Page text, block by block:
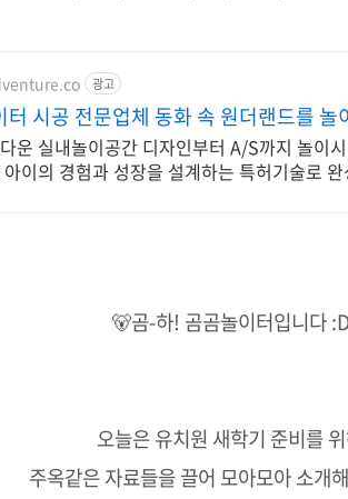
광고
터 시공 전문업체 동화 속 원더랜드를 놀
운 실내놀이공간 디자인부터 A/S까지 놀이
이의 경험과 성장을 설계하는 특허기술로
🐻곰-하! 곰곰놀이터입니다
오늘은 유치원 새학기 준비를
주옥같은 자료들을 끌어 모아모아 소개